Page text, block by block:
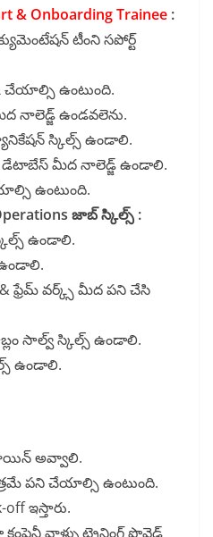
& Onboarding Trainee :
టీంని సపోర్ట్
చేయాల్సి ఉంటుంది.
నాలెడ్జ్ ఉండవలెను.
స్కిల్స్ ఉండాలి.
డేటాబేస్ మీద నాలెడ్జ్ ఉండాలి.
ఉంటుంది.
జాబ్ స్కిల్స్ :
ఉండాలి.
ఫ్రేమ్ వర్క్స్ మీద పని చేసి
సాల్వ్ స్కిల్స్ ఉండాలి.
ఉండాలి.
అవ్వాలి.
పని చేయాల్సి ఉంటుంది.
ఇస్తారు.
వాళ్ళు ట్రైనింగ్ ప్రొవైడ్